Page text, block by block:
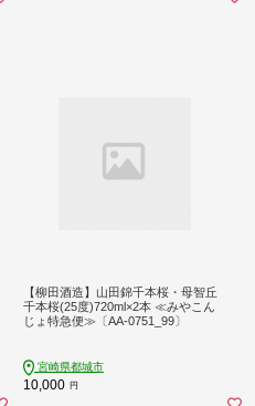
【柳田酒造】山田錦千本桜・母智丘
千本桜(25度)720ml×2本 ≪みやこん
じょ特急便≫〔AA-0751_99〕
宮崎県都城市
10,000 円